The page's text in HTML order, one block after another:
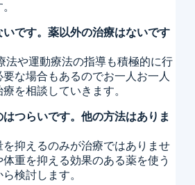
です。薬以外の治療はないです
法や運動療法の指導も積極的に行
な場合もあるのでお一人お一人
を相談していきます。
つらいです。他の方法はありま
抑えるのみが治療ではありませ
重を抑える効果のある薬を使う
検討します。